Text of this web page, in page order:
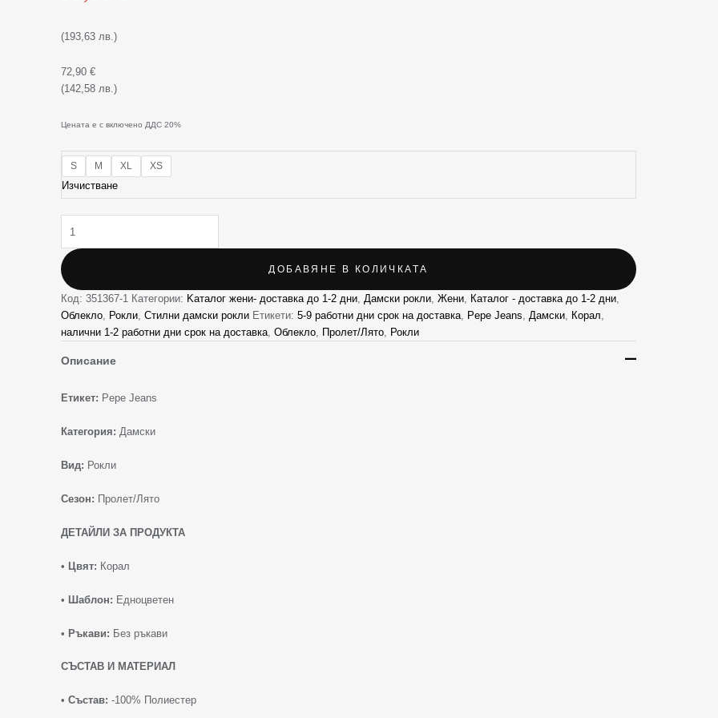
(193,63 лв.)
72,90 €
(142,58 лв.)
Цената е с включено ДДС 20%
S M XL XS
Изчистване
ДОБАВЯНЕ В КОЛИЧКАТА
Код: 351367-1 Категории: Kаталог жени- доставка до 1-2 дни, Дамски рокли, Жени, Каталог - доставка до 1-2 дни,
Облекло, Рокли, Стилни дамски рокли Етикети: 5-9 работни дни срок на доставка, Pepe Jeans, Дамски, Корал,
налични 1-2 работни дни срок на доставка, Облекло, Пролет/Лято, Рокли
Описание
Етикет: Pepe Jeans
Категория: Дамски
Вид: Рокли
Сезон: Пролет/Лято
ДЕТАЙЛИ ЗА ПРОДУКТА
• Цвят: Корал
• Шаблон: Едноцветен
• Ръкави: Без ръкави
СЪСТАВ И МАТЕРИАЛ
• Състав: -100% Полиестер